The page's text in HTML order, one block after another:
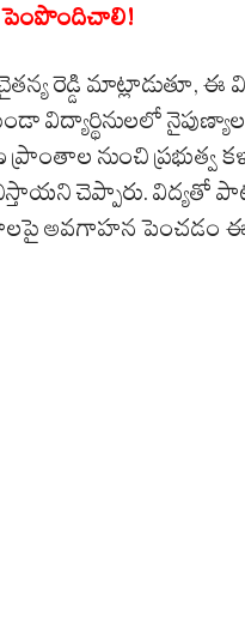
పెంపొందిచాలి!
రెడ్డి మాట్లాడుతూ, ఈ
విద్యార్థినులలో
నుంచి ప్రభుత్వ
చెప్పారు. విద్యతో
అవగాహన పెంచడం ఈ